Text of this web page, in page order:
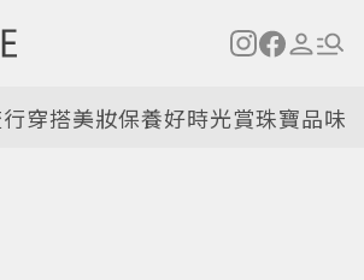
穿搭美妝保養好時光賞珠寶品味